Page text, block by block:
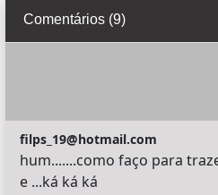
Comentários (9)
filps_19@hotmail.com
hum.......como faço para
e ...ká ká ká